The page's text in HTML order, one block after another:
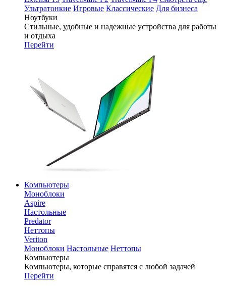
Ультратонкие Игровые Классические Для бизнеса
Ноутбуки
Стильные, удобные и надежные устройства для работы
и отдыха
Перейти
Компьютеры
Моноблоки
Aspire
Настольные
Predator
Неттопы
Veriton
Моноблоки Настольные Неттопы
Компьютеры
Компьютеры, которые справятся с любой задачей
Перейти